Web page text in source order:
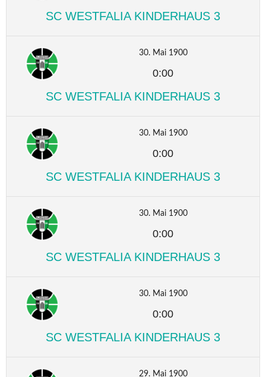
SC WESTFALIA KINDERHAUS 3
30. Mai 1900
0:00
SC WESTFALIA KINDERHAUS 3
30. Mai 1900
0:00
SC WESTFALIA KINDERHAUS 3
30. Mai 1900
0:00
SC WESTFALIA KINDERHAUS 3
30. Mai 1900
0:00
SC WESTFALIA KINDERHAUS 3
29. Mai 1900